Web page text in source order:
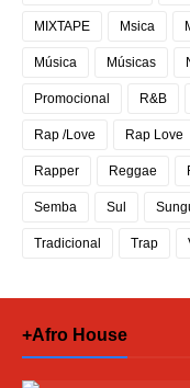
MIXTAPE Msica
Música Músicas
Promocional R&B
Rap /Love Rap Love
Rapper Reggae
Semba Sul
Tradicional Trap
+Afro House